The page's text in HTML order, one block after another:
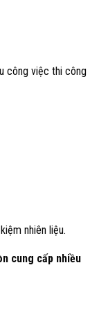
công việc thi công
nhiên liệu.
cung cấp nhiều